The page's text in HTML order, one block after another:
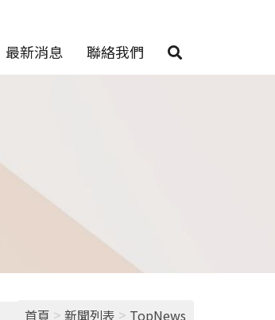
最新消息 聯絡我們
首頁 > 新聞列表 > TopNews